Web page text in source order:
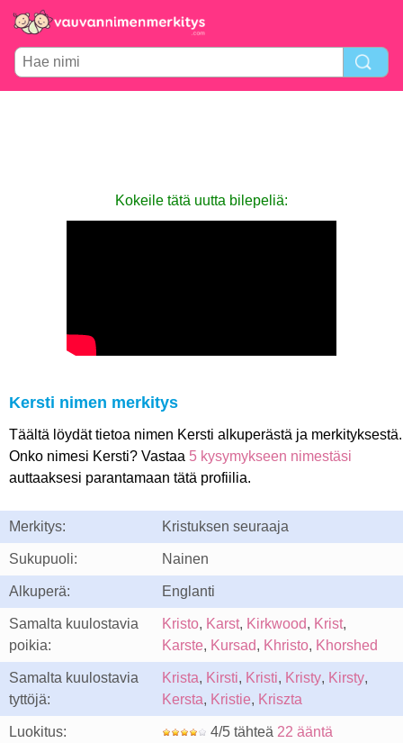
Kokeile tätä uutta bilepeliä:
Kersti nimen merkitys
Täältä löydät tietoa nimen Kersti alkuperästä ja merkityksestä.
Onko nimesi Kersti? Vastaa 5 kysymykseen nimestäsi
auttaaksesi parantamaan tätä profiilia.
Merkitys: Kristuksen seuraaja
Sukupuoli: Nainen
Alkuperä: Englanti
Samalta kuulostavia
poikia:
Kristo, Karst, Kirkwood, Krist,
Karste, Kursad, Khristo, Khorshed
Samalta kuulostavia
tyttöjä:
Krista, Kirsti, Kristi, Kristy, Kirsty,
Kersta, Kristie, Kriszta
Luokitus: 4/5 tähteä 22 ääntä